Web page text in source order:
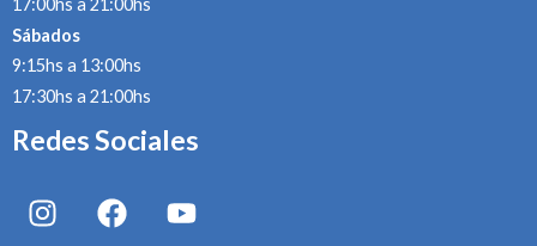
17:00hs a 21:00hs
Sábados
9:15hs a 13:00hs
17:30hs a 21:00hs
Redes Sociales
I
n
F
a
Y
o